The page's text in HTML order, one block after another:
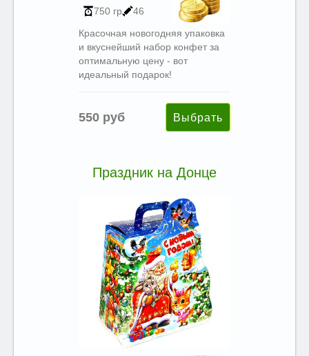
750 гр
46
Красочная новогодняя упаковка
и вкуснейший набор конфет за
оптимальную цену - вот
идеальный подарок!
550 руб
Праздник на Донце